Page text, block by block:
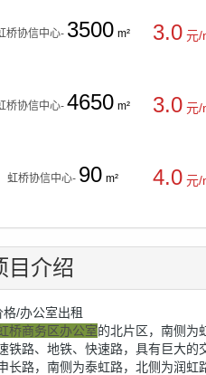
桥协信中心- 3500 m² 3.0 元/
桥协信中心- 4650 m² 3.0 元/
虹桥协信中心- 90 m² 4.0 元/
目介绍
/办公室出租
桥商务区办公室的北片区，南侧为
铁路、地铁、快速路，具有巨大
长路，南侧为泰虹路，北侧为润虹